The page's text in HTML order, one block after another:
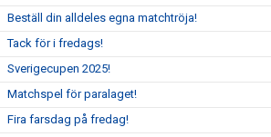
Beställ din alldeles egna matchtröja!
Tack för i fredags!
Sverigecupen 2025!
Matchspel för paralaget!
Fira farsdag på fredag!